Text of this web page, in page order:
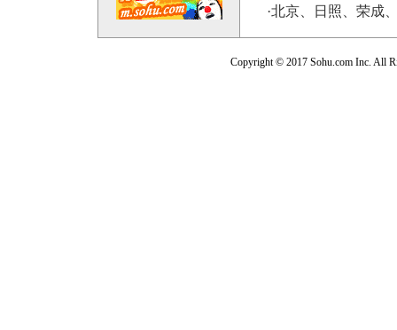
·北京、日照、荣成
Copyright © 2017 Sohu.com Inc. All